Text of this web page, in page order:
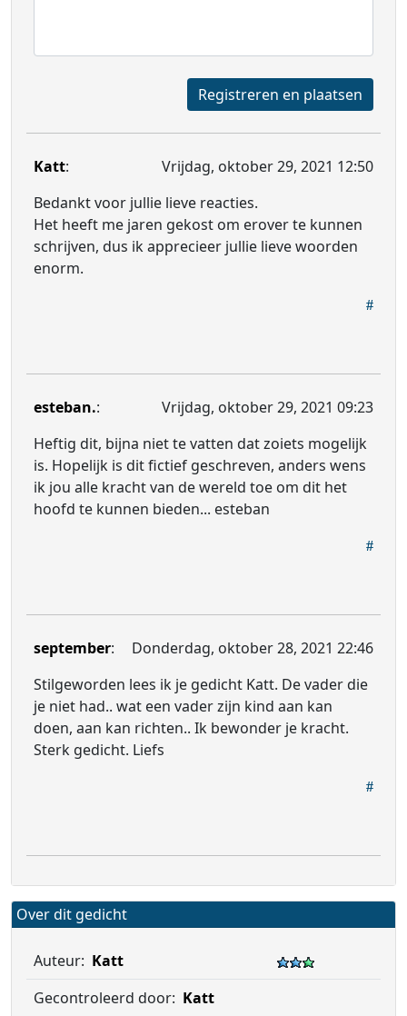
Registreren en plaatsen
Katt:
Vrijdag, oktober 29, 2021 12:50
Bedankt voor jullie lieve reacties.
Het heeft me jaren gekost om erover te kunnen
schrijven, dus ik apprecieer jullie lieve woorden
enorm.
esteban.:
Vrijdag, oktober 29, 2021 09:23
Heftig dit, bijna niet te vatten dat zoiets mogelijk
is. Hopelijk is dit fictief geschreven, anders wens
ik jou alle kracht van de wereld toe om dit het
hoofd te kunnen bieden... esteban
september:
Donderdag, oktober 28, 2021 22:46
Stilgeworden lees ik je gedicht Katt. De vader die
je niet had.. wat een vader zijn kind aan kan
doen, aan kan richten.. Ik bewonder je kracht.
Sterk gedicht. Liefs
Over dit gedicht
Auteur: Katt
Gecontroleerd door: Katt